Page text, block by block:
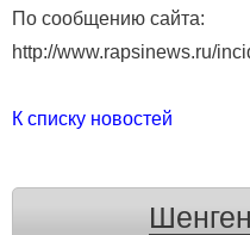
По сообщению сайта:
http://www.rapsinews.ru/
К списку новостей